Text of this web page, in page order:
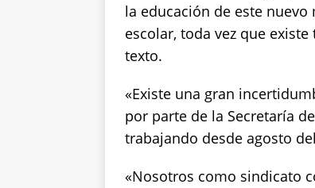
la educación de este
escolar, toda vez que
texto.
«Existe una gran
por parte de la Secretaría
trabajando desde agosto
«Nosotros como sindicato